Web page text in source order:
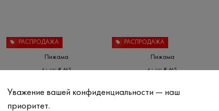
РАСПРОДАЖА
Пижама
₴1 550 ₴465
РАСПРОДАЖА
Пижама
₴1 550 ₴465
Уважение вашей конфиденциальности — наш
приоритет.